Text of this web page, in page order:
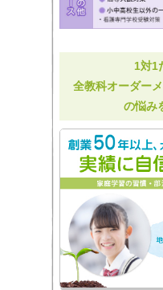
1対1
全教科オーダー
の悩み